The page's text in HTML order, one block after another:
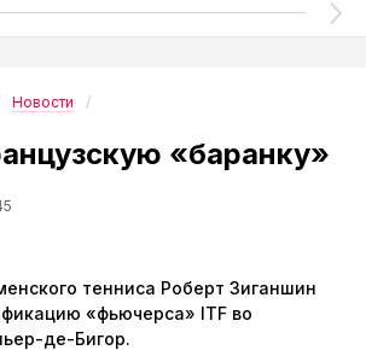
Новости
«баранку»
тенниса Роберт Зиганшин
«фьючерса» ITF во
де-Бигор.